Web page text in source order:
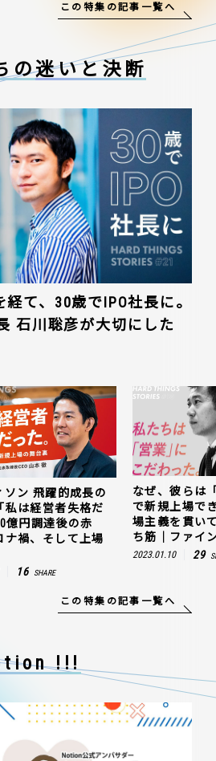
この特集の記事一覧へ
の迷いと決断
て、30歳でIPO社長に。
石川聡彦が大切にした
ソン 飛躍的成長の
私は経営者失格だ
億円調達後の赤
ナ禍、そして上場
16 SHARE
なぜ、彼らは
で新規上場で
場主義を貫い
ち筋｜ファイ
2023.01.10 29
この特集の記事一覧へ
!!!